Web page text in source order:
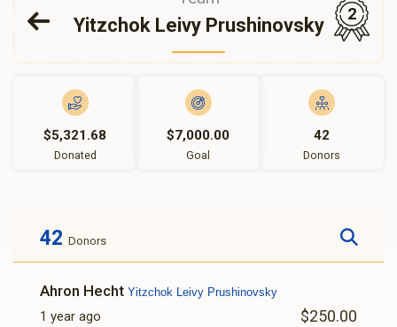
Yitzchok Leivy Prushinovsky
2
$5,321.68
Donated
$7,000.00
Goal
42
Donors
42 Donors
Ahron Hecht Yitzchok Leivy Prushinovsky
1 year ago $250.00